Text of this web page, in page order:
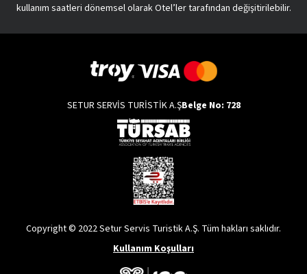
kullanım saatleri dönemsel olarak Otel’ler tarafından değişitirilebilir.
SETUR SERVİS TURİSTİK A.ŞBelge No: 728
Copyright © 2022 Setur Servis Turistik A.Ş. Tüm hakları saklıdır.
Kullanım Koşulları